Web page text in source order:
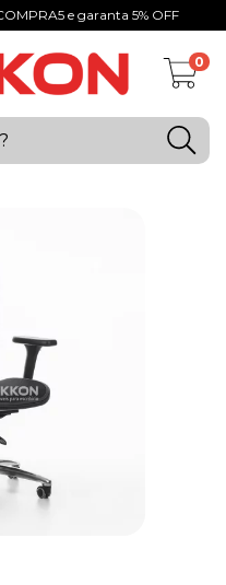
e garanta 5% OFF
0